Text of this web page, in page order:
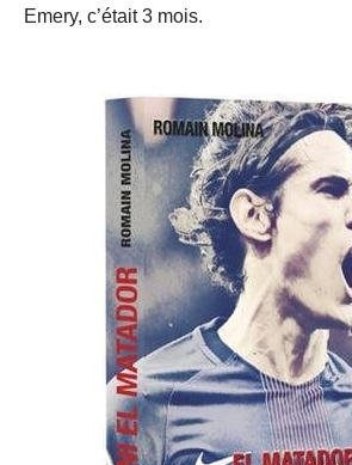
Emery, c’était 3 mois.